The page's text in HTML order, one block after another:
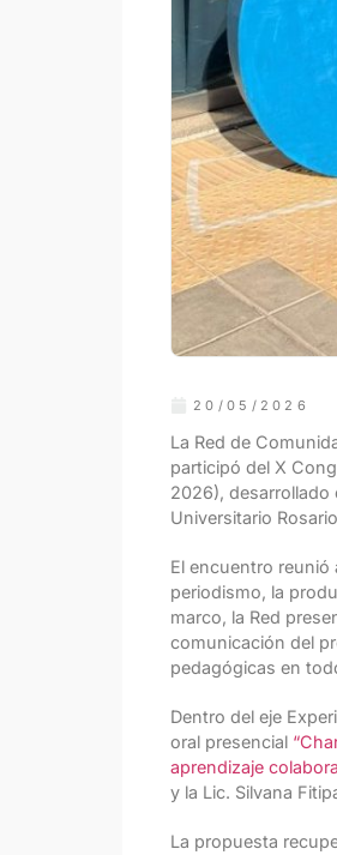
20/05/2026
La Red de
participó del X
2026), desarrollado
Universitario
El encuentro
periodismo, la
marco, la Red
comunicación del
pedagógicas en
Dentro del eje
oral presencial
aprendizaje
y la Lic. Silvana
La propuesta